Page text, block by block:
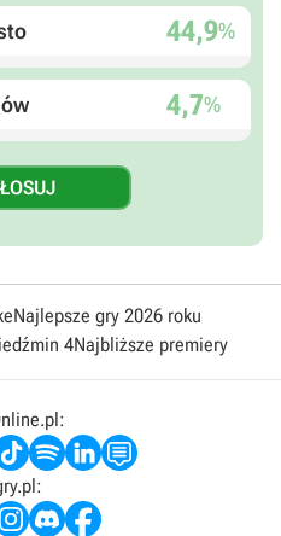
44,9%
4,7%
Najlepsze gry 2026 roku
4Najbliższe premiery